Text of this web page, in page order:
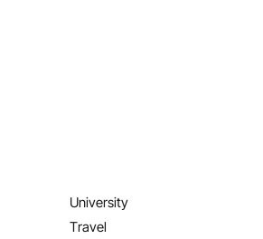
University
Travel